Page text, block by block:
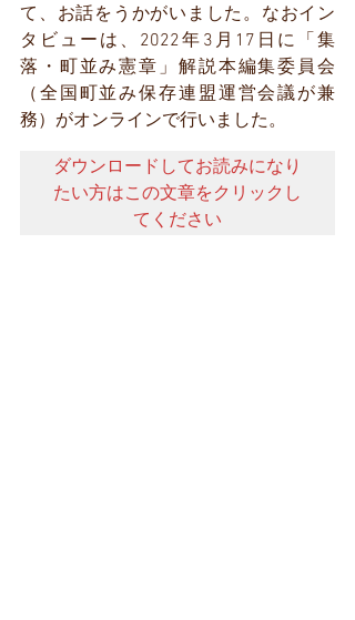
て、お話をうかがいました。なおイン
タビューは、2022年3月17日に「集
落・町並み憲章」解説本編集委員会
（全国町並み保存連盟運営会議が兼
務）がオンラインで行いました。
ダウンロードしてお読みになり
たい方はこの文章をクリックし
てください